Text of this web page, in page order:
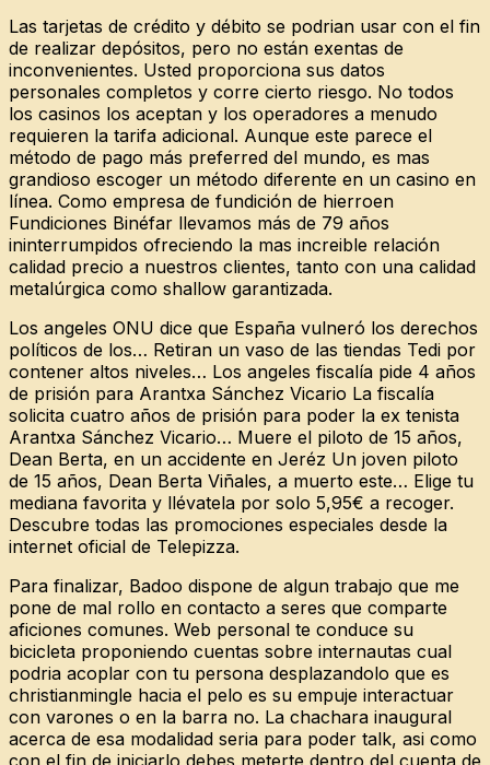
Las tarjetas de crédito y débito se podrian usar con el fin
de realizar depósitos, pero no están exentas de
inconvenientes. Usted proporciona sus datos
personales completos y corre cierto riesgo. No todos
los casinos los aceptan y los operadores a menudo
requieren la tarifa adicional. Aunque este parece el
método de pago más preferred del mundo, es mas
grandioso escoger un método diferente en un casino en
línea. Como empresa de fundición de hierroen
Fundiciones Binéfar llevamos más de 79 años
ininterrumpidos ofreciendo la mas increible relación
calidad precio a nuestros clientes, tanto con una calidad
metalúrgica como shallow garantizada.
Los angeles ONU dice que España vulneró los derechos
políticos de los… Retiran un vaso de las tiendas Tedi por
contener altos niveles… Los angeles fiscalía pide 4 años
de prisión para Arantxa Sánchez Vicario La fiscalía
solicita cuatro años de prisión para poder la ex tenista
Arantxa Sánchez Vicario… Muere el piloto de 15 años,
Dean Berta, en un accidente en Jeréz Un joven piloto
de 15 años, Dean Berta Viñales, a muerto este… Elige tu
mediana favorita y llévatela por solo 5,95€ a recoger.
Descubre todas las promociones especiales desde la
internet oficial de Telepizza.
Para finalizar, Badoo dispone de algun trabajo que me
pone de mal rollo en contacto a seres que comparte
aficiones comunes. Web personal te conduce su
bicicleta proponiendo cuentas sobre internautas cual
podria acoplar con tu persona desplazandolo que es
christianmingle hacia el pelo es su empuje interactuar
con varones o en la barra no. La chachara inaugural
acerca de esa modalidad seri­a para poder talk, asi­ como